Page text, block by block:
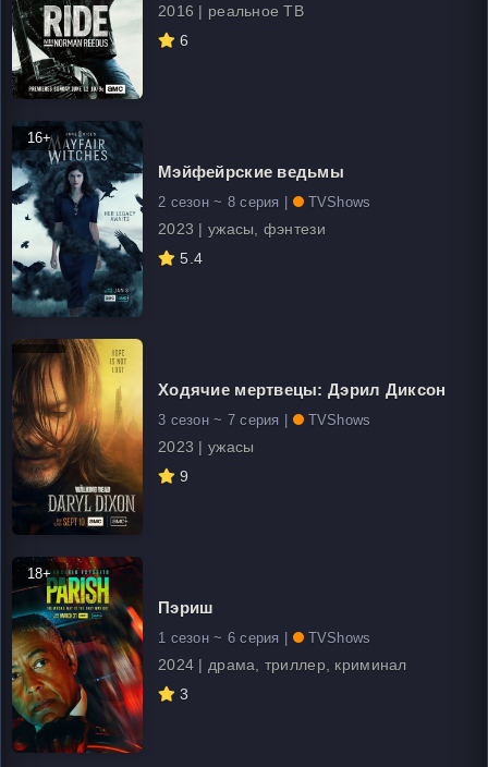
2016 | реальное ТВ
6
16+
Мэйфейрские ведьмы
2 сезон ~ 8 серия | TVShows
2023 | ужасы, фэнтези
5.4
Ходячие мертвецы: Дэрил Диксон
3 сезон ~ 7 серия | TVShows
2023 | ужасы
9
18+
Пэриш
1 сезон ~ 6 серия | TVShows
2024 | драма, триллер, криминал
3